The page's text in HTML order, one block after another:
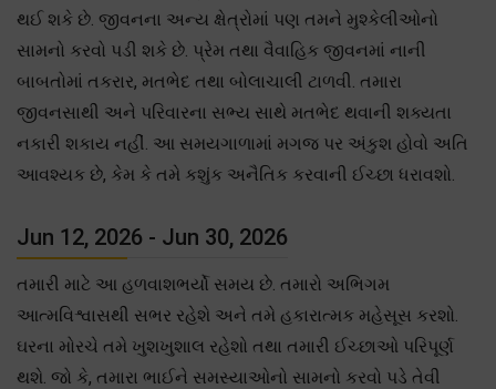
થઈ શકે છે. જીવનના અન્ય ક્ષેત્રોમાં પણ તમને મુશ્કેલીઓનો
સામનો કરવો પડી શકે છે. પ્રેમ તથા વૈવાહિક જીવનમાં નાની
બાબતોમાં તકરાર, મતભેદ તથા બોલાચાલી ટાળવી. તમારા
જીવનસાથી અને પરિવારના સભ્ય સાથે મતભેદ થવાની શક્યતા
નકારી શકાય નહીં. આ સમયગાળામાં મગજ પર અંકુશ હોવો અતિ
આવશ્યક છે, કેમ કે તમે કશુંક અનૈતિક કરવાની ઈચ્છા ધરાવશો.
Jun 12, 2026 - Jun 30, 2026
તમારી માટે આ હળવાશભર્યો સમય છે. તમારો અભિગમ
આત્મવિશ્વાસથી સભર રહેશે અને તમે હકારાત્મક મહેસૂસ કરશો.
ઘરના મોરચે તમે ખુશખુશાલ રહેશો તથા તમારી ઈચ્છાઓ પરિપૂર્ણ
થશે. જો કે, તમારા ભાઈને સમસ્યાઓનો સામનો કરવો પડે તેવી